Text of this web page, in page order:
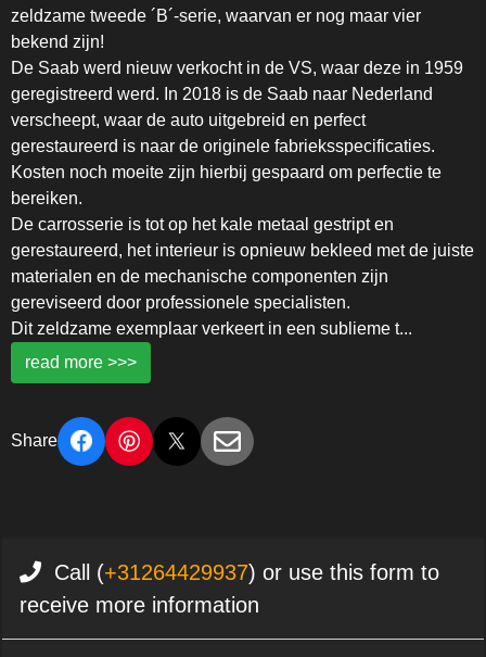
zeldzame tweede ´B´-serie, waarvan er nog maar vier
bekend zijn!
De Saab werd nieuw verkocht in de VS, waar deze in 1959
geregistreerd werd. In 2018 is de Saab naar Nederland
verscheept, waar de auto uitgebreid en perfect
gerestaureerd is naar de originele fabrieksspecificaties.
Kosten noch moeite zijn hierbij gespaard om perfectie te
bereiken.
De carrosserie is tot op het kale metaal gestript en
gerestaureerd, het interieur is opnieuw bekleed met de juiste
materialen en de mechanische componenten zijn
gereviseerd door professionele specialisten.
Dit zeldzame exemplaar verkeert in een sublieme t...
read more >>>
Share
Call (+31264429937) or use this form to
receive more information